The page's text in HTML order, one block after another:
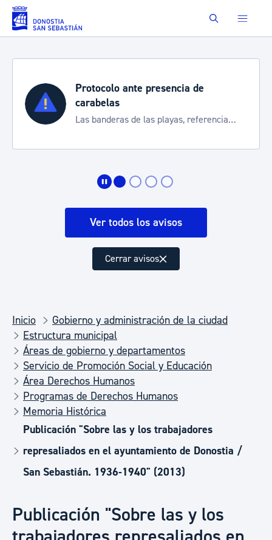
Saltar al contenido principal Buscar
Protocolo ante presencia de
carabelas
Las banderas de las playas, referencia
Ver todos los avisos
Cerrar avisos
Inicio
Gobierno y administración de la ciudad
Estructura municipal
Áreas de gobierno y departamentos
Servicio de Promoción Social y Educación
Área Derechos Humanos
Programas de Derechos Humanos
Memoria Histórica
Publicación "Sobre las y los trabajadores
represaliados en el ayuntamiento de Donostia /
San Sebastián. 1936-1940" (2013)
Publicación "Sobre las y los